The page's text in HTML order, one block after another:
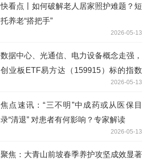
快看点丨如何破解老人居家照护难题？短
托养老“搭把手”
2026-05-13
数据中心、光通信、电力设备概念走强，
创业板ETF易方达（159915）标的指数
2026-05-13
焦点速讯：“三不明”中成药或从医保目
录“清退” 对患者有何影响？专家解读
2026-05-13
聚焦：大青山前坡春季养护攻坚成效显著